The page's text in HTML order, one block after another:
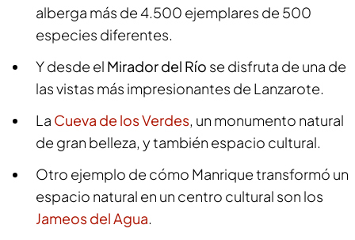
alberga más de 4.500 ejemplares de 500
especies diferentes.
Y desde el Mirador del Río se disfruta de una de
las vistas más impresionantes de Lanzarote.
La Cueva de los Verdes, un monumento natural
de gran belleza, y también espacio cultural.
Otro ejemplo de cómo Manrique transformó un
espacio natural en un centro cultural son los
Jameos del Agua.